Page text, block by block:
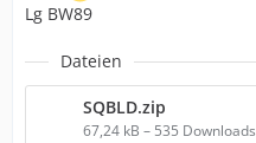
Lg BW89
Dateien
SQBLD.zip
67,24 kB – 535 Downloads